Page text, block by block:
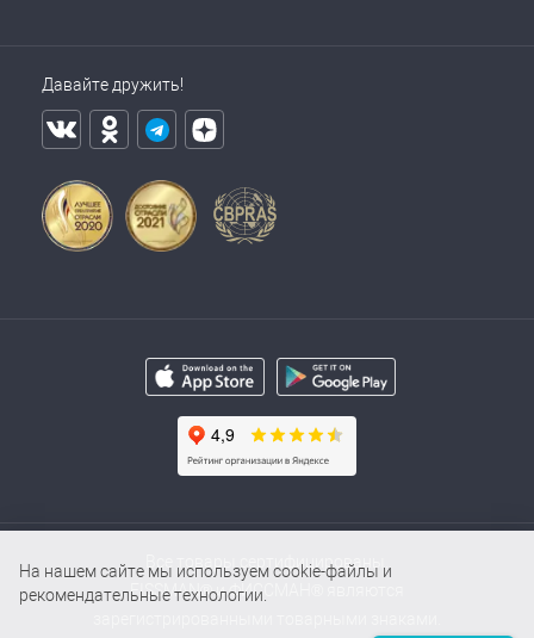
Давайте дружить!
Все товары сертифицированы.
FISSMAN® и ФИССМАН® являются
На нашем сайте мы используем cookie-файлы и
рекомендательные технологии.